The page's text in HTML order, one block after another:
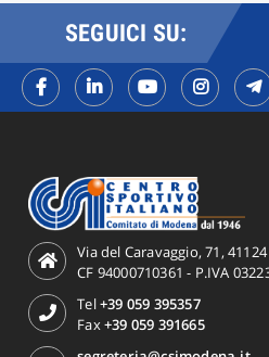
SEGUICI SU:
Via del Caravaggio, 71,
CF 94000710361 - P.IVA
Tel+39 059 395357
Fax+39 059 391665